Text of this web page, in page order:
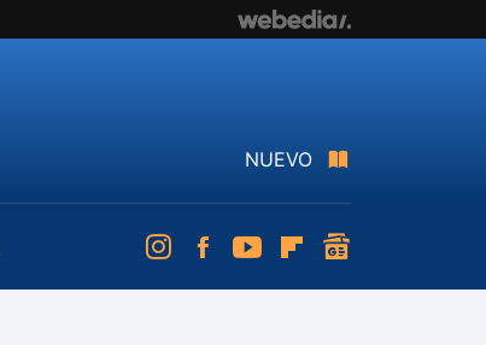
NUEVO
InstagramFacebookYoutubeFlipboard